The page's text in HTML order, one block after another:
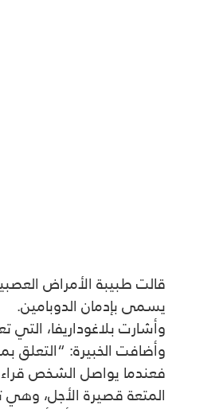
قالت طبيبة الأمراض
يسمى بإدمان الدوبامين.
وأشارت بلاغوداريفا،
وأضافت الخبيرة: “التعلق
فعندما يواصل الشخص
المتعة قصيرة الأجل، وهي